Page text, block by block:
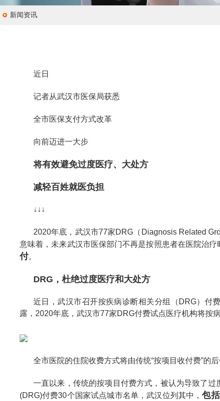
新闻资讯
近日
记者从武汉市医保局获悉
全市医保支付方式改革
向前迈进一大步
将有效避免过度医疗、大处方
减轻百姓就医负担
↓↓↓
2020年底，武汉市77家DRG（Diagnosis Related
意味着，未来武汉市医保部门不再是按照患者在医院治
付。
DRG，杜绝过度医疗和大处方
近日，武汉市召开按疾病诊断相关分组（DRG）付
露，2020年底，武汉市77家DRG付费试点医疗机构将按
全市医院的住院收费方式将由传统“按项目收付费”的
一直以来，传统的按项目付费方式，被认为导致了
(DRG)付费30个国家试点城市名单，武汉位列其中，包